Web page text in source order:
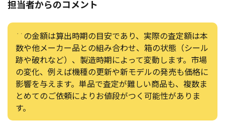
担当者からのコメント
この金額は算出時期の目安であり、実際の査定額は本
数や他メーカー品との組み合わせ、箱の状態（シール
跡や破れなど）、製造時期によって変動します。市場
の変化、例えば機種の更新や新モデルの発売も価格に
影響を与えます。単品で査定が難しい商品も、複数ま
とめてのご依頼によりお値段がつく可能性がありま
す。